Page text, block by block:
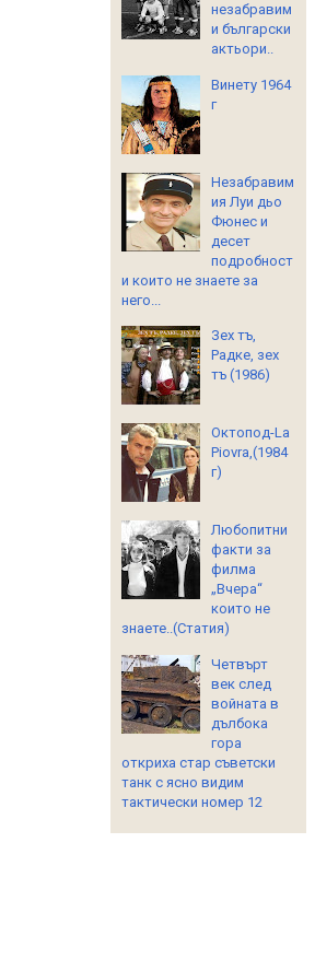
незабравим
и български
актьори..
Винету 1964
г
Незабравим
ия Луи дьо
Фюнес и
десет
подробност
и които не знаете за
него...
Зех тъ,
Радке, зех
тъ (1986)
Октопод-La
Piovra,(1984
г)
Любопитни
факти за
филма
„Вчера“
които не
знаете..(Статия)
Четвърт
век след
войната в
дълбока
гора
откриха стар съветски
танк с ясно видим
тактически номер 12